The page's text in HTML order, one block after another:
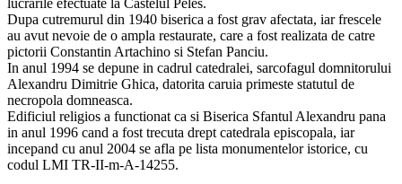
Dupa cutremurul din 1940 biserica a fost grav afectata, iar frescele
au avut nevoie de o ampla restaurate, care a fost realizata de catre
pictorii Constantin Artachino si Stefan Panciu.
In anul 1994 se depune in cadrul catedralei, sarcofagul domnitorului
Alexandru Dimitrie Ghica, datorita caruia primeste statutul de
necropola domneasca.
Edificiul religios a functionat ca si Biserica Sfantul Alexandru pana
in anul 1996 cand a fost trecuta drept catedrala episcopala, iar
incepand cu anul 2004 se afla pe lista monumentelor istorice, cu
codul LMI TR-II-m-A-14255.